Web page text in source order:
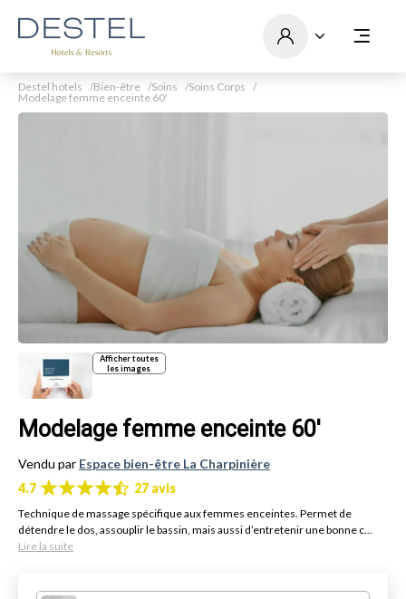
Destel hotels Bien-être Soins
Soins Corps
Modelage femme enceinte 60'
Afficher toutes
les images
Modelage femme enceinte 60'
Vendu par Espace bien-être La Charpinière
4.7
27 avis
Technique de massage spécifique aux femmes enceintes. Permet de
détendre le dos, assouplir le bassin, mais aussi d’entretenir une bonne c...
Lire la suite